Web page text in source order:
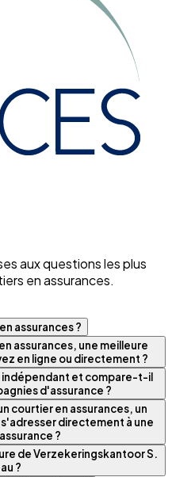
aux questions les plus
en assurances.
assurances ?
assurances, une meilleure
en ligne ou directement ?
indépendant et compare-t-il
d'assurance ?
courtier en assurances, un
directement à une
?
de Verzekeringskantoor S.
?